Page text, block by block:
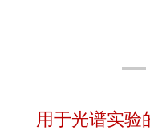
用于光谱实验